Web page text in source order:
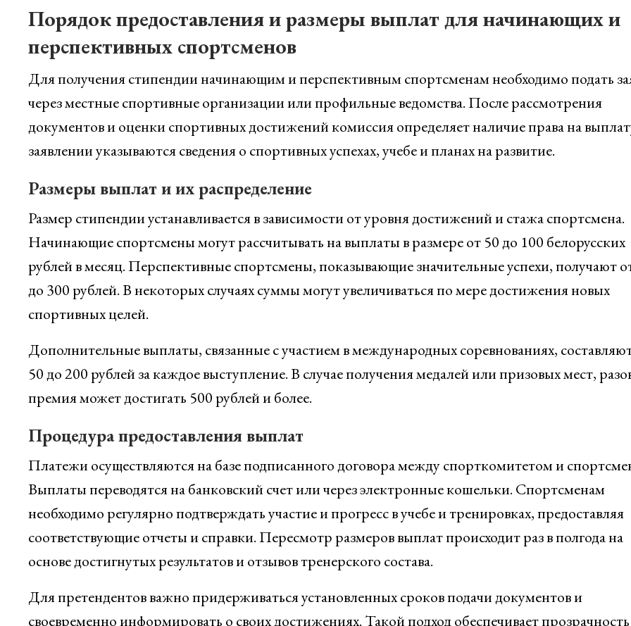
Порядок предоставления и размеры выплат для начинающих и
перспективных спортсменов
Для получения стипендии начинающим и перспективным спортсменам необходимо подать
через местные спортивные организации или профильные ведомства. После рассмотрения
документов и оценки спортивных достижений комиссия определяет наличие права на
заявлении указываются сведения о спортивных успехах, учебе и планах на развитие.
Размеры выплат и их распределение
Размер стипендии устанавливается в зависимости от уровня достижений и стажа спортсмена.
Начинающие спортсмены могут рассчитывать на выплаты в размере от 50 до 100 белорусских
рублей в месяц. Перспективные спортсмены, показывающие значительные успехи, получают
до 300 рублей. В некоторых случаях суммы могут увеличиваться по мере достижения новых
спортивных целей.
Дополнительные выплаты, связанные с участием в международных соревнованиях,
50 до 200 рублей за каждое выступление. В случае получения медалей или призовых мест,
премия может достигать 500 рублей и более.
Процедура предоставления выплат
Платежи осуществляются на базе подписанного договора между спорткомитетом и
Выплаты переводятся на банковский счет или через электронные кошельки. Спортсменам
необходимо регулярно подтверждать участие и прогресс в учебе и тренировках, предоставляя
соответствующие отчеты и справки. Пересмотр размеров выплат происходит раз в полгода на
основе достигнутых результатов и отзывов тренерского состава.
Для претендентов важно придерживаться установленных сроков подачи документов и
своевременно информировать о своих достижениях. Такой подход обеспечивает